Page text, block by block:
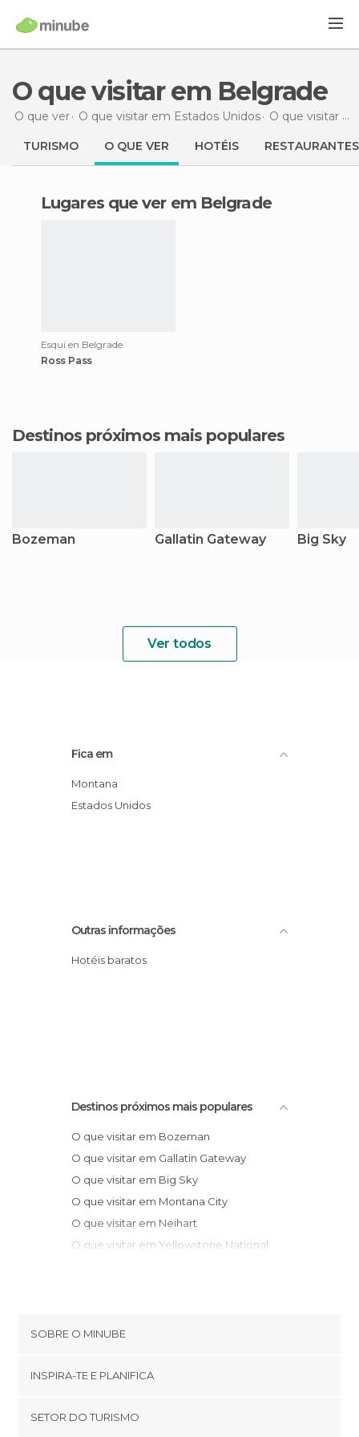
O que visitar em Belgrade
O que ver O que visitar em Estados Unidos O que visitar em Montana
TURISMO O QUE VER HOTÉIS RESTAURANTES
Lugares que ver em Belgrade
Esqui en Belgrade
Ross Pass
Destinos próximos mais populares
Bozeman Gallatin Gateway Big Sky
Ver todos
Fica em
Montana
Estados Unidos
Outras informações
Hotéis baratos
Destinos próximos mais populares
O que visitar em Bozeman
O que visitar em Gallatin Gateway
O que visitar em Big Sky
O que visitar em Montana City
O que visitar em Neihart
O que visitar em Yellowstone National
O que visitar em Seeley Lake
O que visitar em Moose Wilson Road
O que visitar em Huson
SOBRE O MINUBE
Términos e Condições
INSPIRA-TE E PLANIFICA
SETOR DO TURISMO